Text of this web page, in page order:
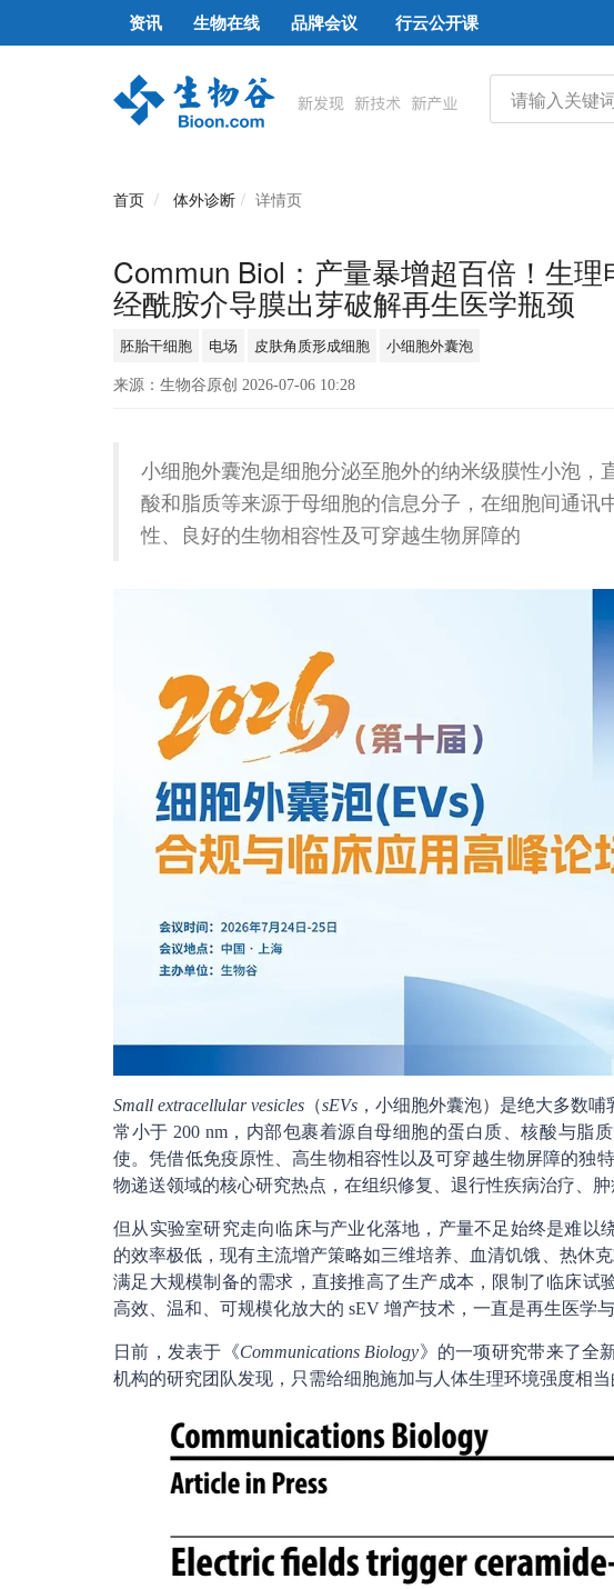
资讯 生物在线 品牌会议 行云公开课
首页 体外诊断 详情页
Commun Biol：产量暴增超百倍！生
经酰胺介导膜出芽破解再生医学瓶颈
胚胎干细胞 电场 皮肤角质形成细胞 小细胞外囊泡
来源：生物谷原创 2026-07-06 10:28
小细胞外囊泡是细胞分泌至胞外的纳米级膜性小泡，
酸和脂质等来源于母细胞的信息分子，在细胞间通讯
性、良好的生物相容性及可穿越生物屏障的
Small extracellular vesicles （sEVs ，小细胞外囊泡）是绝大多数
常小于 200 nm，内部包裹着源自母细胞的蛋白质、核酸与脂
使。凭借低免疫原性、高生物相容性以及可穿越生物屏障的独
物递送领域的核心研究热点，在组织修复、退行性疾病治疗、
但从实验室研究走向临床与产业化落地，产量不足始终是难以
的效率极低，现有主流增产策略如三维培养、血清饥饿、热休
满足大规模制备的需求，直接推高了生产成本，限制了临床试
高效、温和、可规模化放大的 sEV 增产技术，一直是再生医学
日前，发表于《Communications Biology》的一项研究带来了全
机构的研究团队发现，只需给细胞施加与人体生理环境强度相